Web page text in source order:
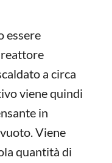
essere
a circa
viene quindi
in
Viene
quantità di